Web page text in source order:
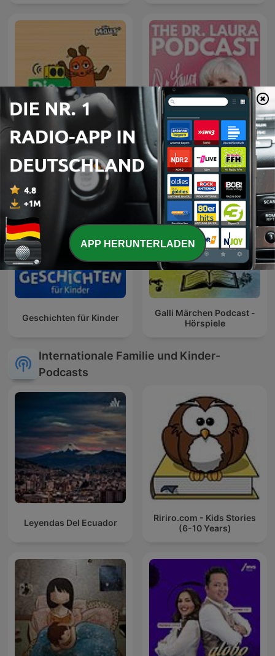
Die Maus zum Hören The Dr. Laura Podcast
Geschichten für Kinder
Galli Märchen Podcast -
Hörspiele
Internationale Familie und Kinder-
Podcasts
Leyendas Del Ecuador
Ririro.com - Kids Stories
(6-10 Years)
APP HERUNTERLADEN